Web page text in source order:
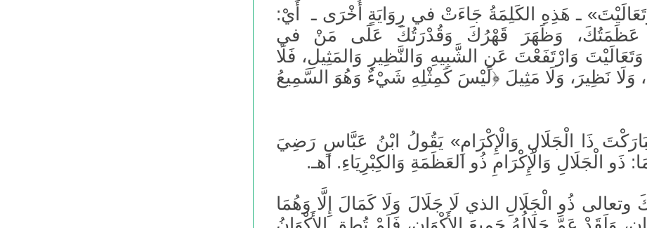
ـ هَذِهِ الكَلِمَةُ جَاءَتْ في رِوَايَةٍ أُخْرَى ـ أَيْ:
عَظَمَتُكَ، وَظَهَرَ قَهْرُكَ وَقُدْرَتُكَ عَلَى مَنْ في
وَتَعَالَيْتَ وَارْتَفَعْتَ عَنِ الشَّبِيهِ وَالنَّظِيرِ وَالمَثِيلِ، فَلَا
وَلَا نَظِيرَ، وَلَا مَثِيلَ ﴿لَيْسَ كَمِثْلِهِ شَيْءٌ وَهُوَ السَّمِيعُ
ذَا الْجَلَالِ وَالْإِكْرَامِ» يَقُولُ ابْنُ عَبَّاسٍ رَضِيَ
ذَو الْجَلَالِ وَالْإِكْرَامِ ذُو العَظَمَةِ وَالكِبْرِيَاءِ. اهـ.
وتعالى ذُو الْجَلَالِ الذي لَا جَلَالَ وَلَا كَمَالَ إِلَّا وَهُمَا